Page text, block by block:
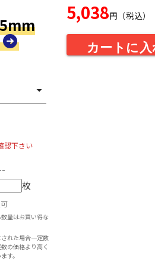
認下さい
枚
量はお買い得な
れた場合一定数
の価格より高く
す。
5,038円（税込）
カートに入